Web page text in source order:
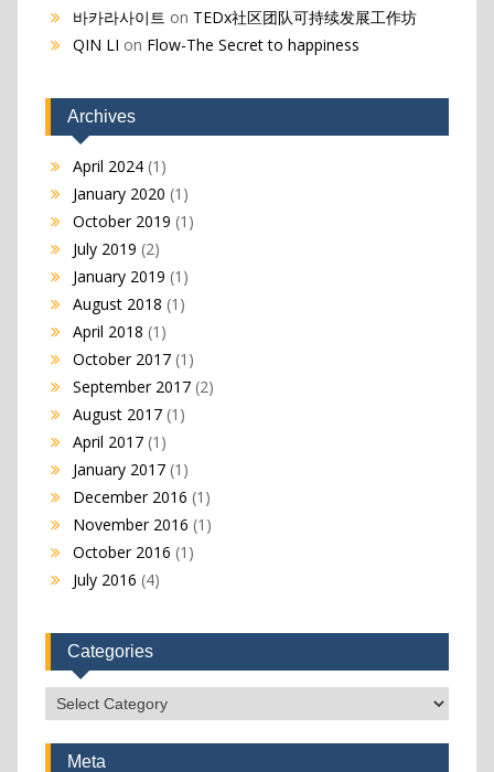
바카라사이트 on TEDx社区团队可持续发展工作坊
QIN LI on Flow-The Secret to happiness
Archives
April 2024(1)
January 2020 (1)
October 2019 (1)
July 2019 (2)
January 2019 (1)
August 2018 (1)
April 2018 (1)
October 2017(1)
September 2017(2)
August 2017(1)
April 2017(1)
January 2017(1)
December 2016 (1)
November 2016 (1)
October 2016 (1)
July 2016 (4)
Categories
Categories
Meta